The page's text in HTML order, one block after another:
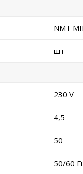
NMT
шт
230 V
4,5
50
50/60